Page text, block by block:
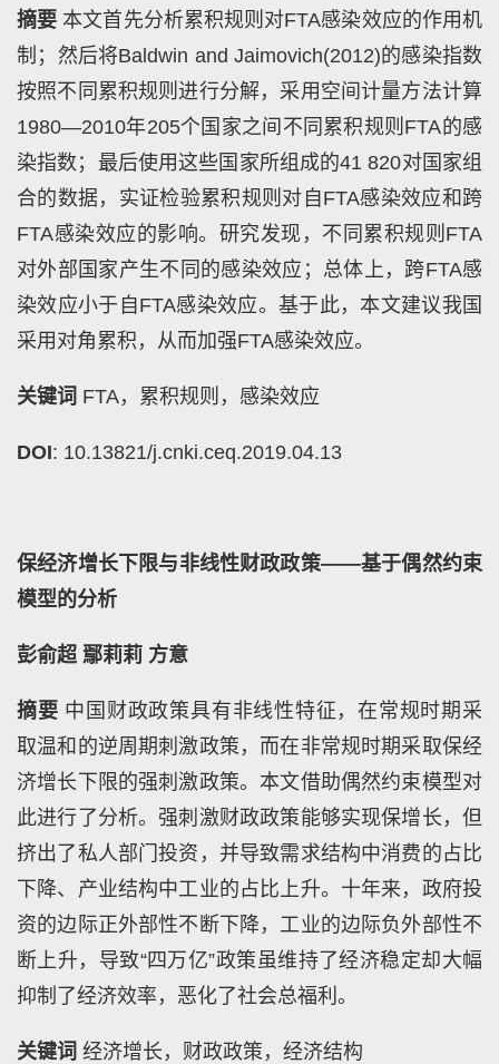
摘要 本文首先分析累积规则对FTA感染效应的作用机
制；然后将Baldwin and Jaimovich(2012)的感染指数
按照不同累积规则进行分解，采用空间计量方法计算
1980—2010年205个国家之间不同累积规则 FTA的感
染指数；最后使用这些国家所组成的41 820对国家组
合的数据，实证检验累积规则对自FTA感染效应和跨
FTA感染效应的影响。研究发现，不同累积规则 FTA
对外部国家产生不同的感染效应；总体上，跨FTA感
染效应小于自FTA感染效应。基于此，本文建议我国
采用对角累积，从而加强FTA感染效应。
关键词 FTA，累积规则，感染效应
DOI: 10.13821/j.cnki.ceq.2019.04.13
保经济增长下限与非线性财政政策——基于偶然约束
模型的分析
彭俞超 鄢莉莉 方意
摘要 中国财政政策具有非线性特征，在常规时期采
取温和的逆周期刺激政策，而在非常规时期采取保经
济增长下限的强刺激政策。本文借助偶然约束模型对
此进行了分析。强刺激财政政策能够实现保增长，但
挤出了私人部门投资，并导致需求结构中消费的占比
下降、产业结构中工业的占比上升。十年来，政府投
资的边际正外部性不断下降，工业的边际负外部性不
断上升，导致“四万亿”政策虽维持了经济稳定却大幅
抑制了经济效率，恶化了社会总福利。
关键词 经济增长，财政政策，经济结构